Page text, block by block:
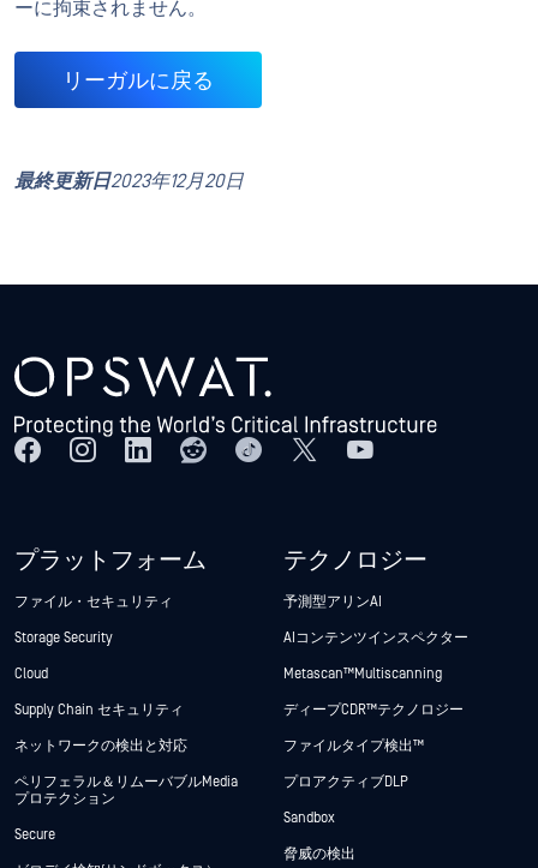
ーに拘束されません。
リーガルに戻る
最終更新日2023年12月20日
プラットフォーム
ファイル・セキュリティ
Storage Security
Cloud
Supply Chain セキュリティ
ネットワークの検出と対応
ペリフェラル＆リムーバブルMedia
プロテクション
Secure
テクノロジー
予測型アリンAI
AIコンテンツインスペクター
Metascan™ Multiscanning
ディープCDR™テクノロジー
ファイルタイプ検出™
プロアクティブDLP
Sandbox
脅威の検出